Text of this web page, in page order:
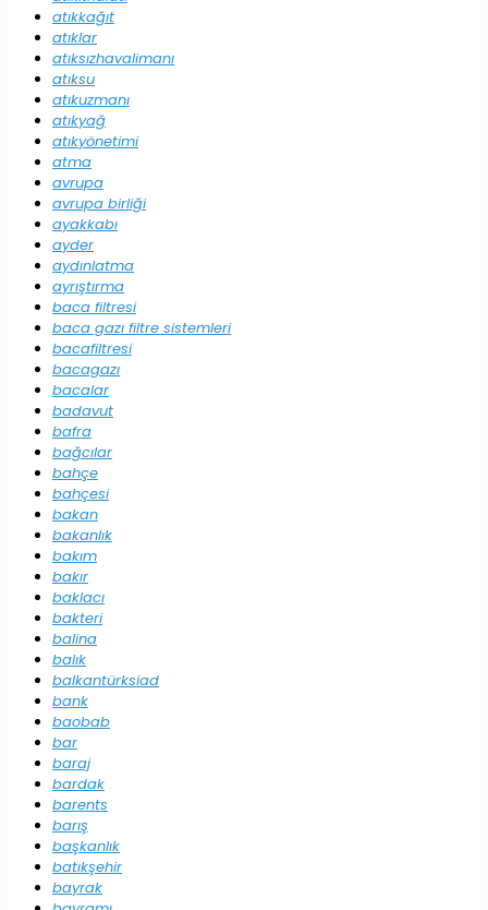
atıkkağıt
atıklar
atıksızhavalimanı
atıksu
atıkuzmanı
atıkyağ
atıkyönetimi
atma
avrupa
avrupa birliği
ayakkabı
ayder
aydınlatma
ayrıştırma
baca filtresi
baca gazı filtre sistemleri
bacafiltresi
bacagazı
bacalar
badavut
bafra
bağcılar
bahçe
bahçesi
bakan
bakanlık
bakım
bakır
baklacı
bakteri
balina
balık
balkantürksiad
bank
baobab
bar
baraj
bardak
barents
barış
başkanlık
batıkşehir
bayrak